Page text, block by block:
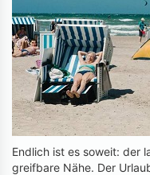
Endlich ist es soweit: der
greifbare Nähe. Der